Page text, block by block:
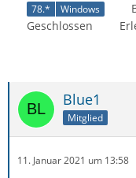
78.* Windows
Geschlossen
Blue1
Mitglied
11. Januar 2021 um 13:58